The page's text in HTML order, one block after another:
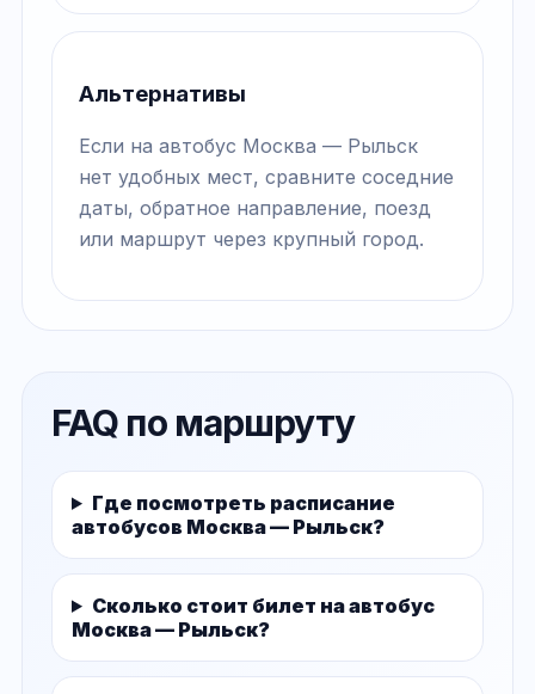
Альтернативы
Если на автобус Москва — Рыльск
нет удобных мест, сравните соседние
даты, обратное направление, поезд
или маршрут через крупный город.
FAQ по маршруту
Где посмотреть расписание
автобусов Москва — Рыльск?
Сколько стоит билет на автобус
Москва — Рыльск?